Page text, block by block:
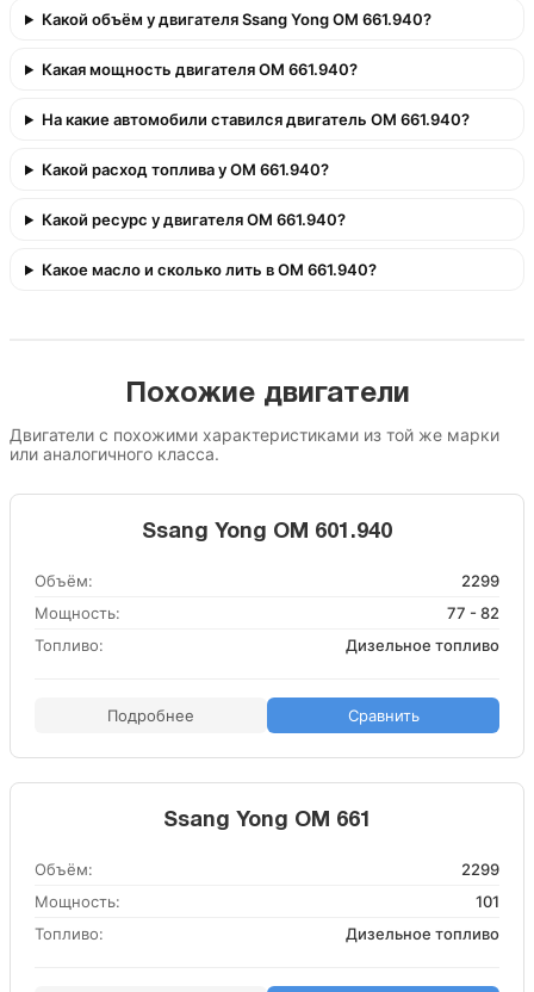
Какой объём у двигателя Ssang Yong OM 661.940?
Какая мощность двигателя OM 661.940?
На какие автомобили ставился двигатель OM 661.940?
Какой расход топлива у OM 661.940?
Какой ресурс у двигателя OM 661.940?
Какое масло и сколько лить в OM 661.940?
Похожие двигатели
Двигатели с похожими характеристиками из той же марки
или аналогичного класса.
Ssang Yong OM 601.940
Объём:
2299
Мощность:
77 - 82
Топливо:
Дизельное топливо
Подробнее Сравнить
Ssang Yong OM 661
Объём:
2299
Мощность:
101
Топливо:
Дизельное топливо